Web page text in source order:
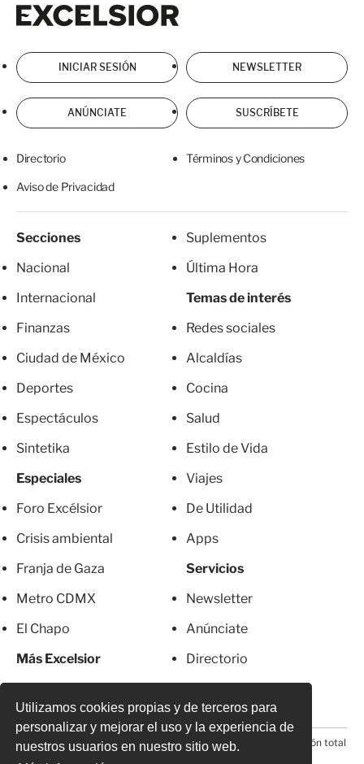
Utilizamos cookies propias y de terceros para
personalizar y mejorar el uso y la experiencia de
nuestros usuarios en nuestro sitio web.
INICIAR SESIÓN NEWSLETTER
ANÚNCIATE SUSCRÍBETE
Directorio Términos y Condiciones
Aviso de Privacidad
Secciones
Nacional
Internacional
Finanzas
Ciudad de México
Deportes
Espectáculos
Sintetika
Especiales
Foro Excélsior
Crisis ambiental
Franja de Gaza
Metro CDMX
El Chapo
Más Excelsior
Suplementos
Última Hora
Temas de interés
Redes sociales
Alcaldías
Cocina
Salud
Estilo de Vida
Viajes
De Utilidad
Apps
Servicios
Newsletter
Anúnciate
Directorio
© 2026 Todos los derechos reservados. Prohibida la reproducción total
o parcial, incluyendo cualquier medio electrónico*